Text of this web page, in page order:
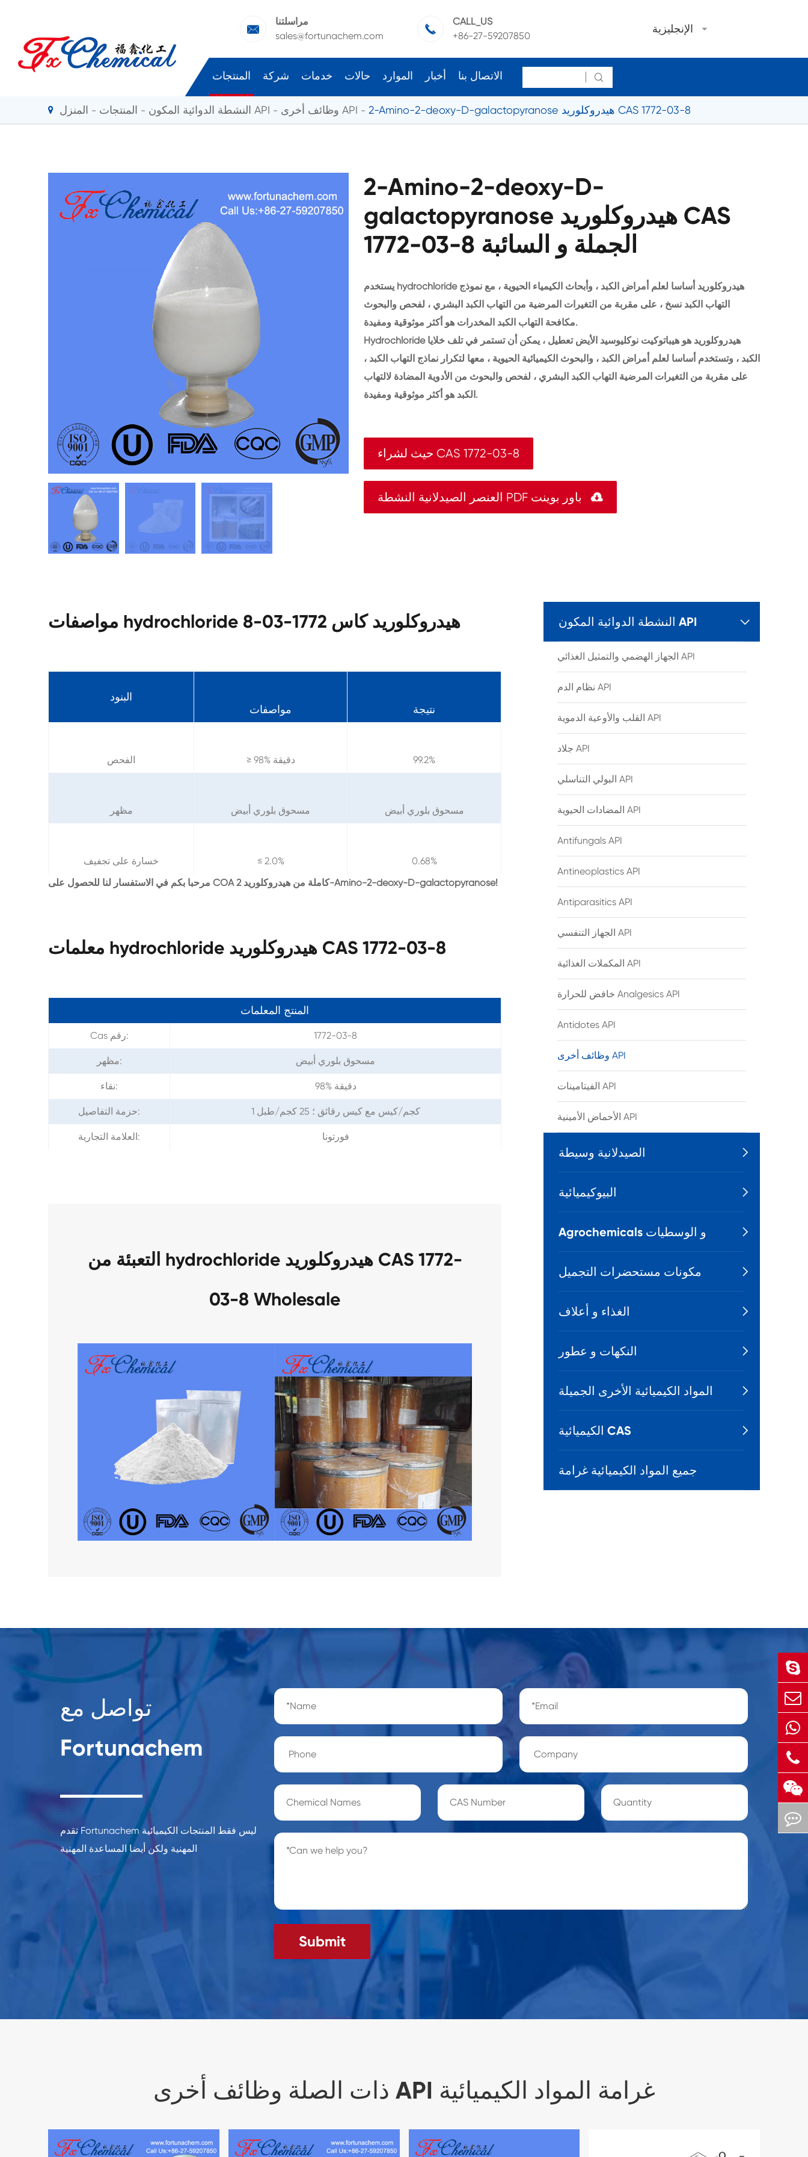

مراسلتنا
sales@fortunachem.com

CALL_US
+86-27-59207850
الإنجليزية
المنتجات شركة خدمات حالات الموارد أخبار الاتصال بنا 
المنزل المنتجات النشطة الدوائية المكون API وظائف أخرى API 2-Amino-2-deoxy-D-galactopyranose هيدروكلوريد CAS 1772-03-8
2-Amino-2-deoxy-D-
galactopyranose هيدروكلوريد CAS
1772-03-8 الجملة و السائبة
يستخدم hydrochloride هيدروكلوريد أساسا لعلم أمراض الكبد ، وأبحاث الكيمياء الحيوية ، مع نموذج
التهاب الكبد نسخ ، على مقربة من التغيرات المرضية من التهاب الكبد البشري ، لفحص والبحوث
مكافحة التهاب الكبد المخدرات هو أكثر موثوقية ومفيدة.
Hydrochloride هيدروكلوريد هو هيباتوكيت نوكليوسيد الأيض تعطيل ، يمكن أن تستمر في تلف خلايا
الكبد ، وتستخدم أساسا لعلم أمراض الكبد ، والبحوث الكيميائية الحيوية ، معها لتكرار نماذج التهاب الكبد ،
على مقربة من التغيرات المرضية التهاب الكبد البشري ، لفحص والبحوث من الأدوية المضادة لالتهاب
الكبد هو أكثر موثوقية ومفيدة.
حيث لشراء CAS 1772-03-8
العنصر الصيدلانية النشطة PDF باور بوينت 
مواصفات hydrochloride هيدروكلوريد كاس 1772-03-8
البنود
مواصفات
نتيجة
الفحص ≥ 98% دقيقة 99.2%
مظهر مسحوق بلوري أبيض مسحوق بلوري أبيض
خسارة على تجفيف ≤ 2.0%
0.68%
مرحبا بكم في الاستفسار لنا للحصول على COA كاملة من هيدروكلوريد 2-Amino-2-deoxy-D-galactopyranose!
معلمات hydrochloride هيدروكلوريد CAS 1772-03-8
المنتج المعلمات
Cas رقم: 1772-03-8
مظهر: مسحوق بلوري أبيض
نقاء: 98% دقيقة
حزمة التفاصيل: 1 كجم/كيس مع كيس رقائق ؛ 25 كجم/طبل
العلامة التجارية: فورتونا
التعبئة من hydrochloride هيدروكلوريد CAS 1772-
03-8 Wholesale
النشطة الدوائية المكون API 
الجهاز الهضمي والتمثيل الغذائي API
نظام الدم API
القلب والأوعية الدموية API
جلاد API
البولي التناسلي API
المضادات الحيوية API
Antifungals API
Antineoplastics API
Antiparasitics API
الجهاز التنفسي API
المكملات الغذائية API
خافض للحرارة Analgesics API
Antidotes API
وظائف أخرى API
الفيتامينات API
الأحماض الأمينية API
الصيدلانية وسيطة 
البيوكيميائية 
Agrochemicals و الوسطيات 
مكونات مستحضرات التجميل 
الغذاء و أعلاف 
النكهات و عطور 
المواد الكيميائية الأخرى الجميلة 
الكيميائية CAS 
جميع المواد الكيميائية غرامة
تواصل مع
Fortunachem
تقدم Fortunachem ليس فقط المنتجات الكيميائية
المهنية ولكن أيضا المساعدة المهنية
Submit
ذات الصلة وظائف أخرى API غرامة المواد الكيميائية